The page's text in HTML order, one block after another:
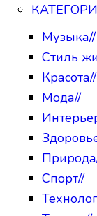
Музыка//
Стиль
Красота//
Мода//
Природа
Спорт//